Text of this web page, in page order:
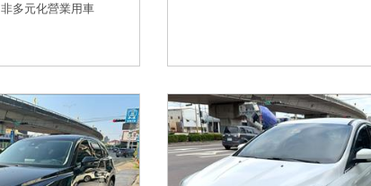
非多元化營業用車